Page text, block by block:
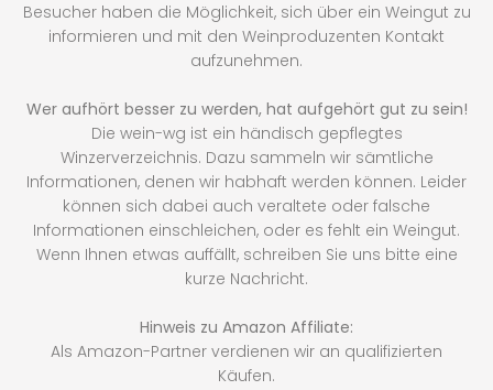
Besucher haben die Möglichkeit, sich über ein Weingut zu
informieren und mit den Weinproduzenten Kontakt
aufzunehmen.
Wer aufhört besser zu werden, hat aufgehört gut zu sein!
Die wein-wg ist ein händisch gepflegtes
Winzerverzeichnis. Dazu sammeln wir sämtliche
Informationen, denen wir habhaft werden können. Leider
können sich dabei auch veraltete oder falsche
Informationen einschleichen, oder es fehlt ein Weingut.
Wenn Ihnen etwas auffällt, schreiben Sie uns bitte eine
kurze Nachricht.
Hinweis zu Amazon Affiliate:
Als Amazon-Partner verdienen wir an qualifizierten
Käufen.